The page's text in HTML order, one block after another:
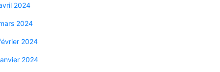
2024
2024
2024
2024